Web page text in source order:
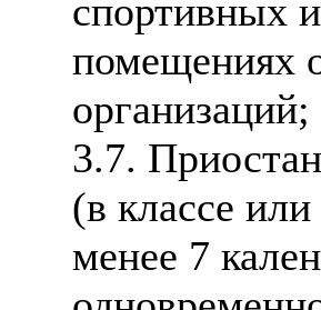
спортивных
помещениях
организаций;
3.7.
(в классе
менее 7